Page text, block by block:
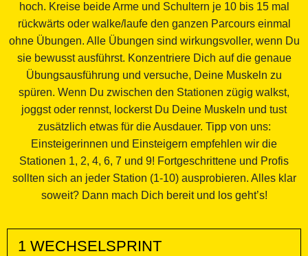
hoch. Kreise beide Arme und Schultern je 10 bis 15 mal
rückwärts oder walke/laufe den ganzen Parcours einmal
ohne Übungen. Alle Übungen sind wirkungsvoller, wenn Du
sie bewusst ausführst. Konzentriere Dich auf die genaue
Übungsausführung und versuche, Deine Muskeln zu
spüren. Wenn Du zwischen den Stationen zügig walkst,
joggst oder rennst, lockerst Du Deine Muskeln und tust
zusätzlich etwas für die Ausdauer. Tipp von uns:
Einsteigerinnen und Einsteigern empfehlen wir die
Stationen 1, 2, 4, 6, 7 und 9! Fortgeschrittene und Profis
sollten sich an jeder Station (1-10) ausprobieren. Alles klar
soweit? Dann mach Dich bereit und los geht’s!
1 WECHSELSPRINT